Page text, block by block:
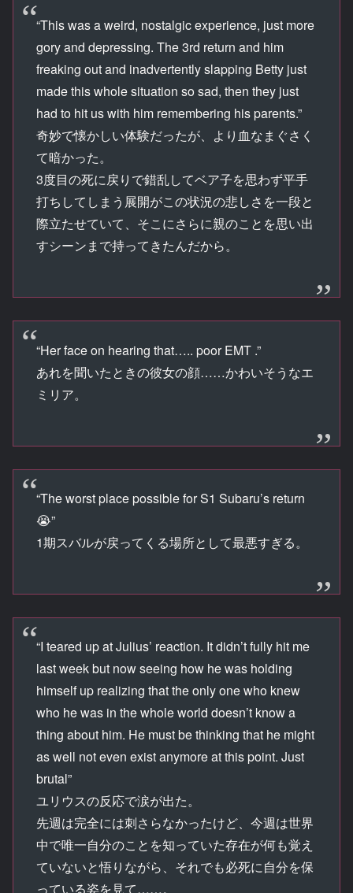
“This was a weird, nostalgic experience, just more
gory and depressing. The 3rd return and him
freaking out and inadvertently slapping Betty just
made this whole situation so sad, then they just
had to hit us with him remembering his parents.”
奇妙で懐かしい体験だったが、より血なまぐさく
て暗かった。
3度目の死に戻りで錯乱してベア子を思わず平手
打ちしてしまう展開がこの状況の悲しさを一段と
際立たせていて、そこにさらに親のことを思い出
すシーンまで持ってきたんだから。
“Her face on hearing that….. poor EMT .”
あれを聞いたときの彼女の顔……かわいそうなエ
ミリア。
“The worst place possible for S1 Subaru’s return
😭”
1期スバルが戻ってくる場所として最悪すぎる。
“I teared up at Julius’ reaction. It didn’t fully hit me
last week but now seeing how he was holding
himself up realizing that the only one who knew
who he was in the whole world doesn’t know a
thing about him. He must be thinking that he might
as well not even exist anymore at this point. Just
brutal”
ユリウスの反応で涙が出た。
先週は完全には刺さらなかったけど、今週は世界
中で唯一自分のことを知っていた存在が何も覚え
ていないと悟りながら、それでも必死に自分を保
っている姿を見て……。